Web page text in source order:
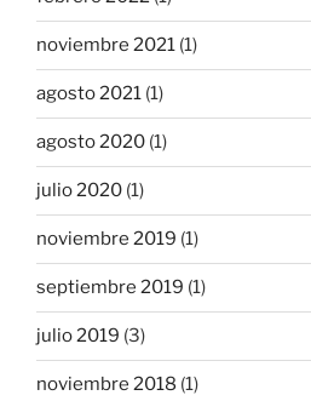
noviembre 2021 (1)
agosto 2021 (1)
agosto 2020 (1)
julio 2020 (1)
noviembre 2019 (1)
septiembre 2019 (1)
julio 2019 (3)
noviembre 2018 (1)